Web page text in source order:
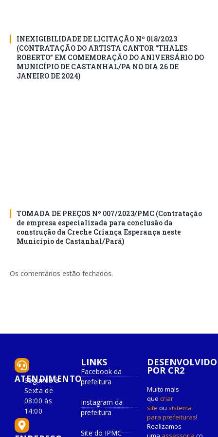
INEXIGIBILIDADE DE LICITAÇÃO Nº 018/2023
(CONTRATAÇÃO DO ARTISTA CANTOR “THALES
ROBERTO” EM COMEMORAÇÃO DO ANIVERSÁRIO DO
MUNICÍPIO DE CASTANHAL/PA NO DIA 26 DE
JANEIRO DE 2024)
TOMADA DE PREÇOS Nº 007/2023/PMC (Contratação
de empresa especializada para conclusão da
construção da Creche Criança Esperança neste
Município de Castanhal/Pará)
Os comentários estão fechados.
ATENDIMENTO
Segunda à
Sexta de
08:00 às
14:00
LINKS
Facebook da
prefeitura
Instagram da
prefeitura
Site do IPMC
DESENVOLVIDO
POR CR2
Muito mais
que criar
site ou sistema
para prefeituras!
Realizamos